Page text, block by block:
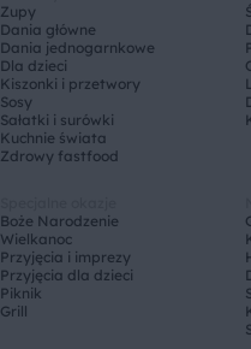
Zupy
Dania główne
Dania jednogarnkowe
Dla dzieci
Kiszonki i przetwory
Sosy
Sałatki i surówki
Kuchnie świata
Zdrowy fastfood
Boże Narodzenie
Wielkanoc
Przyjęcia i imprezy
Przyjęcia dla dzieci
Piknik
Grill